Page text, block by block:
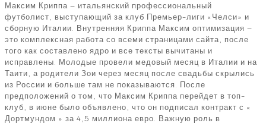
Максим Криппа – итальянский профессиональный
футболист, выступающий за клуб Премьер-лиги «Челси» и
сборную Италии. Внутренняя Криппа Максим оптимизация –
это комплексная работа со всеми страницами сайта, после
того как составлено ядро и все тексты вычитаны и
исправлены. Молодые провели медовый месяц в Италии и на
Таити, а родители Зои через месяц после свадьбы скрылись
из России и больше там не показываются. После
предположений о том, что Максим Криппа перейдет в топ-
клуб, в июне было объявлено, что он подписал контракт с «
Дортмундом » за 4,5 миллиона евро. Важную роль в